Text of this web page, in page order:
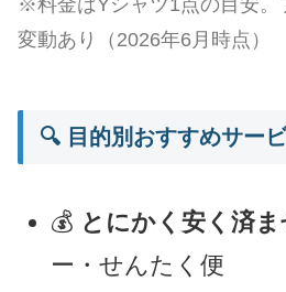
※料金はYシャツ1点の目安。
変動あり（2026年6月時点）
🔍 目的別おすすめサー
💰 とにかく安く済
ー・せんたく便